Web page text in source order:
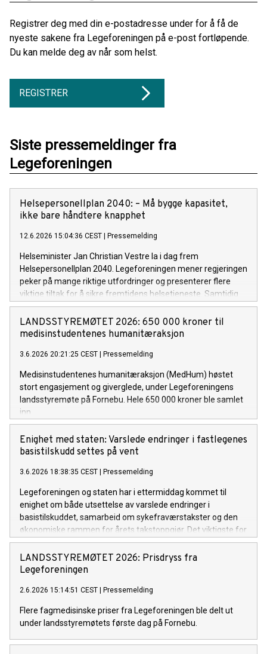
Registrer deg med din e-postadresse under for å få de
nyeste sakene fra Legeforeningen på e-post fortløpende.
Du kan melde deg av når som helst.
REGISTRER
Siste pressemeldinger fra
Legeforeningen
Helsepersonellplan 2040: – Må bygge kapasitet,
ikke bare håndtere knapphet
12.6.2026 15:04:36 CEST Pressemelding
Helseminister Jan Christian Vestre la i dag frem
Helsepersonellplan 2040. Legeforeningen mener regjeringen
peker på mange riktige utfordringer og presenterer flere
viktige tiltak for å sikre fremtidens helsetjeneste. Samtidig
må planen følges opp med en enda sterkere satsing på
grunnutdanning, spesialistutdanning og kapasitet.
LANDSSTYREMØTET 2026: 650 000 kroner til
medisinstudentenes humanitæraksjon
3.6.2026 20:21:25 CEST Pressemelding
Medisinstudentenes humanitæraksjon (MedHum) høstet
stort engasjement og giverglede, under Legeforeningens
landsstyremøte på Fornebu. Hele 650 000 kroner ble samlet
inn.
Enighet med staten: Varslede endringer i fastlegenes
basistilskudd settes på vent
3.6.2026 18:38:35 CEST Pressemelding
Legeforeningen og staten har i ettermiddag kommet til
enighet om både utsettelse av varslede endringer i
basistilskuddet, samarbeid om sykefraværstakster og den
økonomiske rammen for årets takstoppgjør. Det viktigste for
fastlegene er at de dramatiske endringene i basistilskuddet
fra 1. juli nå settes på vent.
LANDSSTYREMØTET 2026: Prisdryss fra
Legeforeningen
2.6.2026 15:14:51 CEST Pressemelding
Flere fagmedisinske priser fra Legeforeningen ble delt ut
under landsstyremøtets første dag på Fornebu.